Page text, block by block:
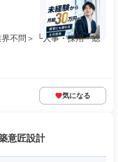
不問＞ └人事・採用・総
気になる
意匠設計